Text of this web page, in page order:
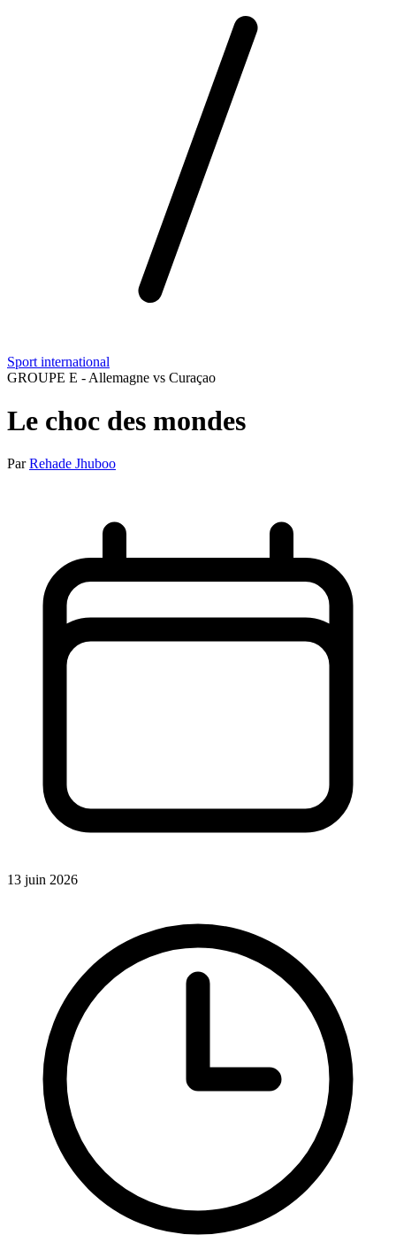
Sport international
GROUPE E - Allemagne vs Curaçao
Le choc des mondes
ParRehade Jhuboo
13 juin 2026